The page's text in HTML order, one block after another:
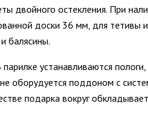
двойного остекления. При
доски 36 мм, для тетивы
балясины.
парилке устанавливаются
оборудуется поддоном с
подарка вокруг